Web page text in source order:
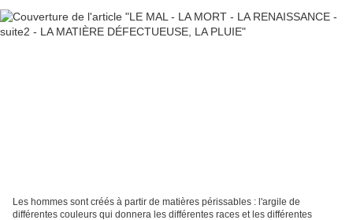
Les hommes sont créés à partir de matières périssables : l'argile de
différentes couleurs qui donnera les différentes races et les différentes